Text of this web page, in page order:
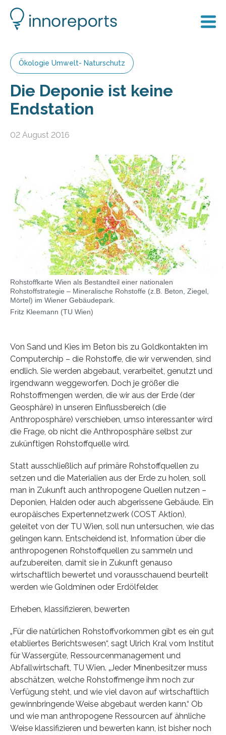
Ökologie Umwelt- Naturschutz
Die Deponie ist keine
Endstation
02 August 2016
Rohstoffkarte Wien als Bestandteil einer nationalen
Rohstoffstrategie – Mineralische Rohstoffe (z.B. Beton, Ziegel,
Mörtel) im Wiener Gebäudepark.
Fritz Kleemann (TU Wien)
Von Sand und Kies im Beton bis zu Goldkontakten im
Computerchip – die Rohstoffe, die wir verwenden, sind
endlich. Sie werden abgebaut, verarbeitet, genutzt und
irgendwann weggeworfen. Doch je größer die
Rohstoffmengen werden, die wir aus der Erde (der
Geosphäre) in unseren Einflussbereich (die
Anthroposphäre) verschieben, umso interessanter wird
die Frage, ob nicht die Anthroposphäre selbst zur
zukünftigen Rohstoffquelle wird.
Statt ausschließlich auf primäre Rohstoffquellen zu
setzen und die Materialien aus der Erde zu holen, soll
man in Zukunft auch anthropogene Quellen nutzen –
Deponien, Halden oder auch abgerissene Gebäude. Ein
europäisches Expertennetzwerk (COST Aktion),
geleitet von der TU Wien, soll nun untersuchen, wie das
gelingen kann. Entscheidend ist, Information über die
anthropogenen Rohstoffquellen zu sammeln und
aufzubereiten, damit sie in Zukunft genauso
wirtschaftlich bewertet und vorausschauend beurteilt
werden wie Goldminen oder Erdölfelder.
Erheben, klassifizieren, bewerten
„Für die natürlichen Rohstoffvorkommen gibt es ein gut
etabliertes Berichtswesen“, sagt Ulrich Kral vom Institut
für Wassergüte, Ressourcenmanagement und
Abfallwirtschaft, TU Wien. „Jeder Minenbesitzer muss
abschätzen, welche Rohstoffmenge ihm noch zur
Verfügung steht, und wie viel davon auf wirtschaftlich
gewinnbringende Weise abgebaut werden kann.“ Ob
und wie man anthropogene Ressourcen auf ähnliche
Weise klassifizieren und bewerten kann, ist bisher noch